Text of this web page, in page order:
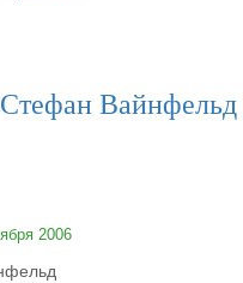
Вайнфельд
2006